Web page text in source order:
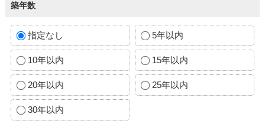
築年数
指定なし 5年以内
10年以内 15年以内
20年以内 25年以内
30年以内